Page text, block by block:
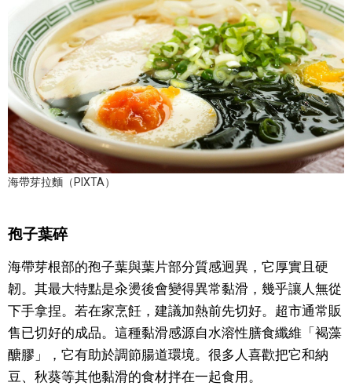
海帶芽拉麵（PIXTA）
孢子葉碎
海帶芽根部的孢子葉與葉片部分質感迥異，它厚實且硬
韌。其最大特點是汆燙後會變得異常黏滑，幾乎讓人無從
下手拿捏。若在家烹飪，建議加熱前先切好。超市通常販
售已切好的成品。這種黏滑感源自水溶性膳食纖維「褐藻
醣膠」，它有助於調節腸道環境。很多人喜歡把它和納
豆、秋葵等其他黏滑的食材拌在一起食用。